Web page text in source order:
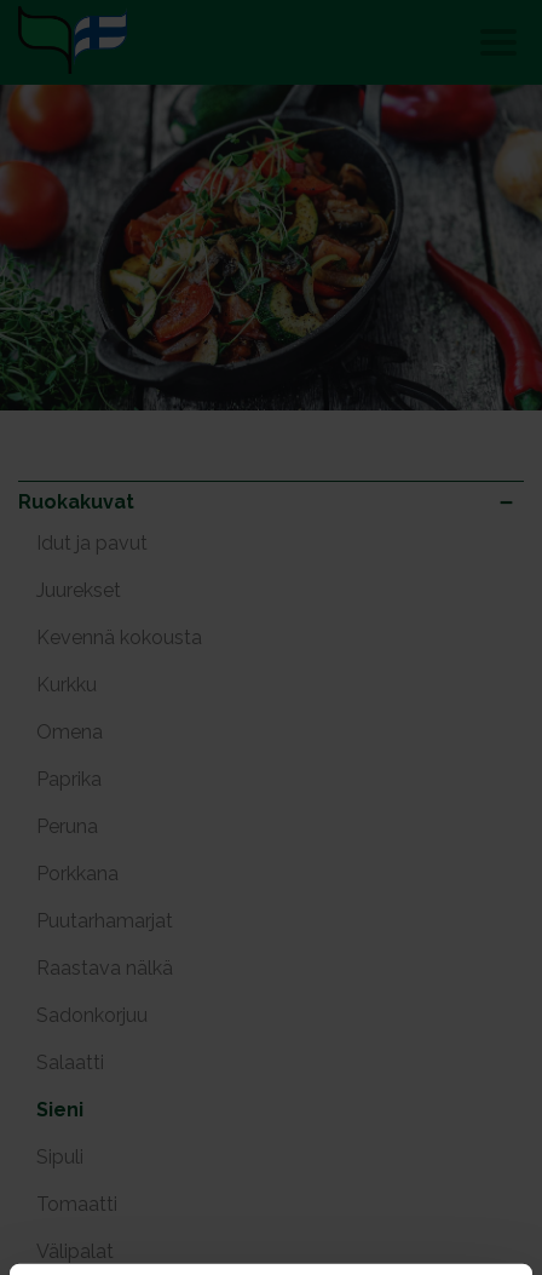
Ruokakuvat
Idut ja pavut
Juurekset
Kevennä kokousta
Kurkku
Omena
Paprika
Peruna
Porkkana
Puutarhamarjat
Raastava nälkä
Sadonkorjuu
Salaatti
Sieni
Sipuli
Tomaatti
Välipalat